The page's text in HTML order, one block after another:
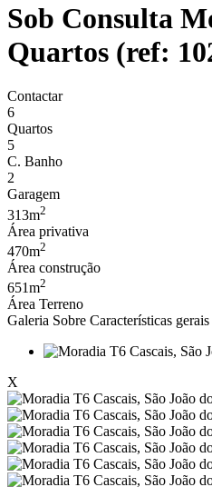
Sob Consulta
Quartos (ref:
Contactar
6
Quartos
5
C. Banho
2
Garagem
313m2
Área privativa
470m2
Área construção
651m2
Área Terreno
Galeria Sobre Características gerais
X